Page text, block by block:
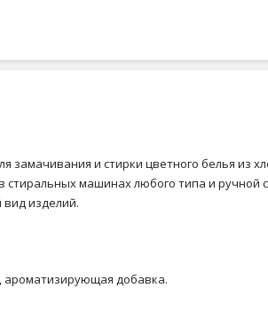
и стирки цветного белья из
машинах любого типа и ручной
изделий.
ароматизирующая добавка.